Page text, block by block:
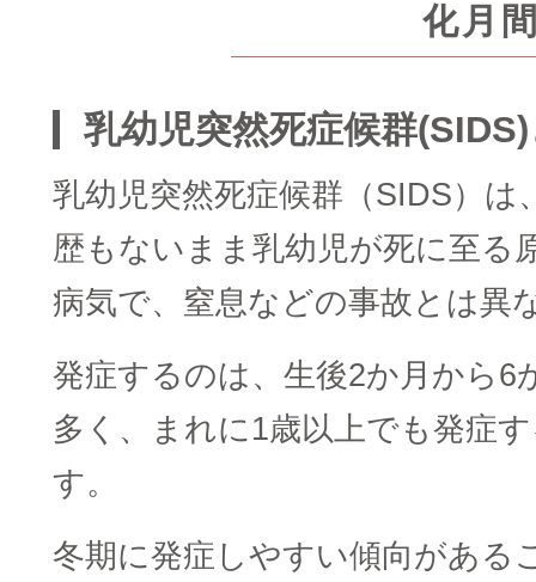
化月
乳幼児突然死症候群
乳幼児突然死症候群（SIDS）は
歴もないまま乳幼児が死に至る
病気で、窒息などの事故とは異
発症するのは、生後2か月から6
多く、まれに1歳以上でも発症
す。
冬期に発症しやすい傾向がある